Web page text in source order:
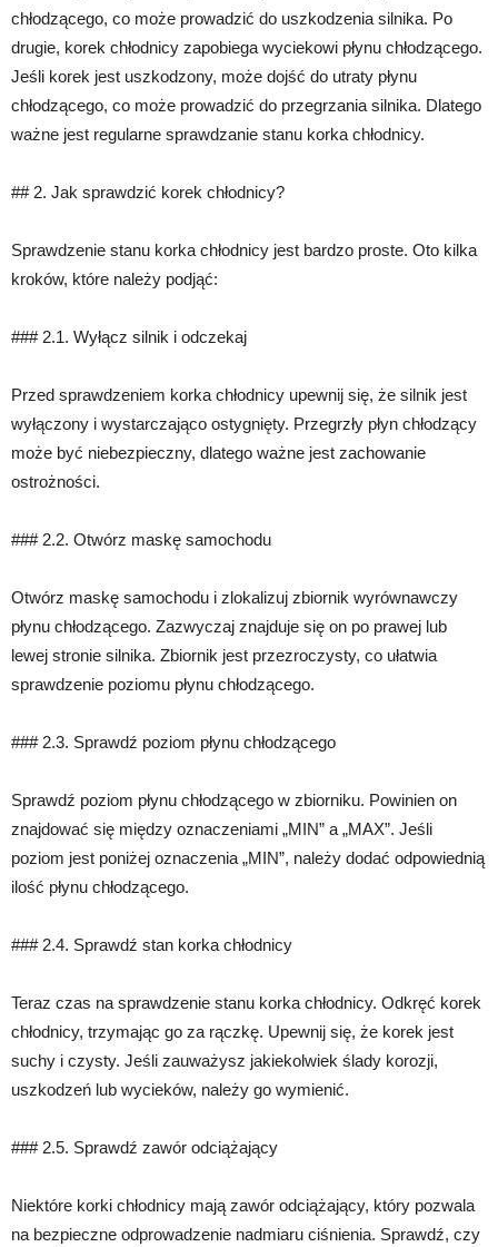
chłodzącego, co może prowadzić do uszkodzenia silnika. Po
drugie, korek chłodnicy zapobiega wyciekowi płynu chłodzącego.
Jeśli korek jest uszkodzony, może dojść do utraty płynu
chłodzącego, co może prowadzić do przegrzania silnika. Dlatego
ważne jest regularne sprawdzanie stanu korka chłodnicy.
## 2. Jak sprawdzić korek chłodnicy?
Sprawdzenie stanu korka chłodnicy jest bardzo proste. Oto kilka
kroków, które należy podjąć:
### 2.1. Wyłącz silnik i odczekaj
Przed sprawdzeniem korka chłodnicy upewnij się, że silnik jest
wyłączony i wystarczająco ostygnięty. Przegrzły płyn chłodzący
może być niebezpieczny, dlatego ważne jest zachowanie
ostrożności.
### 2.2. Otwórz maskę samochodu
Otwórz maskę samochodu i zlokalizuj zbiornik wyrównawczy
płynu chłodzącego. Zazwyczaj znajduje się on po prawej lub
lewej stronie silnika. Zbiornik jest przezroczysty, co ułatwia
sprawdzenie poziomu płynu chłodzącego.
### 2.3. Sprawdź poziom płynu chłodzącego
Sprawdź poziom płynu chłodzącego w zbiorniku. Powinien on
znajdować się między oznaczeniami „MIN” a „MAX”. Jeśli
poziom jest poniżej oznaczenia „MIN”, należy dodać odpowiednią
ilość płynu chłodzącego.
### 2.4. Sprawdź stan korka chłodnicy
Teraz czas na sprawdzenie stanu korka chłodnicy. Odkręć korek
chłodnicy, trzymając go za rączkę. Upewnij się, że korek jest
suchy i czysty. Jeśli zauważysz jakiekolwiek ślady korozji,
uszkodzeń lub wycieków, należy go wymienić.
### 2.5. Sprawdź zawór odciążający
Niektóre korki chłodnicy mają zawór odciążający, który pozwala
na bezpieczne odprowadzenie nadmiaru ciśnienia. Sprawdź, czy